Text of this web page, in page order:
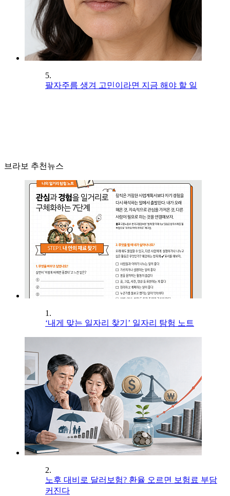
5.
팔자주름 생겨 고민이라면 지금 해야 할 일
브라보 추천뉴스
1.
‘내게 맞는 일자리 찾기’ 일자리 탐험 노트
2.
노후 대비로 달러보험? 환율 오르면 보험료 부담
커진다